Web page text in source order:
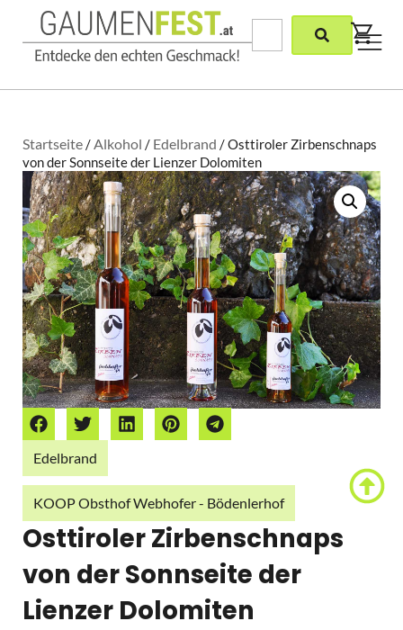
Startseite/Alkohol / Edelbrand / Osttiroler Zirbenschnaps
von der Sonnseite der Lienzer Dolomiten
Edelbrand
KOOP Obsthof Webhofer - Bödenlerhof
Osttiroler Zirbenschnaps
von der Sonnseite der
Lienzer Dolomiten